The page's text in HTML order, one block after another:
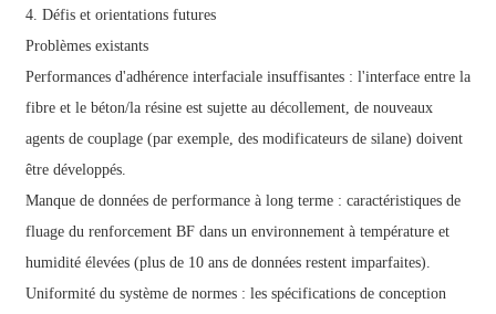
4. Défis et orientations futures
Problèmes existants
Performances d'adhérence interfaciale insuffisantes : l'interface entre la
fibre et le béton/la résine est sujette au décollement, de nouveaux
agents de couplage (par exemple, des modificateurs de silane) doivent
être développés.
Manque de données de performance à long terme : caractéristiques de
fluage du renforcement BF dans un environnement à température et
humidité élevées (plus de 10 ans de données restent imparfaites).
Uniformité du système de normes : les spécifications de conception